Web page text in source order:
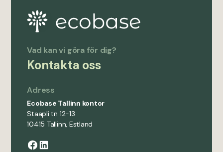
Vad kan vi göra för dig?
Kontakta oss
Adress
Ecobase Tallinn kontor
Staapli tn 12-13
10415 Tallinn, Estland